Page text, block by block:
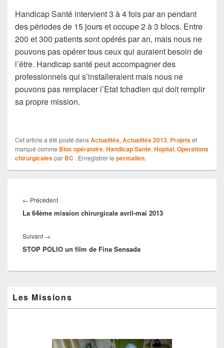
Handicap Santé intervient 3 à 4 fois par an pendant
des périodes de 15 jours et occupe 2 à 3 blocs. Entre
200 et 300 patients sont opérés par an, mais nous ne
pouvons pas opérer tous ceux qui auraient besoin de
l’être. Handicap santé peut accompagner des
professionnels qui s’installeraient mais nous ne
pouvons pas remplacer l’Etat tchadien qui doit remplir
sa propre mission.
Cet article a été posté dansActualités, Actualités 2013, Projetset
marqué comme Bloc opératoire, Handicap Sante, Hopital, Operations
chirurgicalespar BC . Enregistrer le permalien.
de
l’article
← PrécédentArticle
précédent :
La 64ème mission chirurgicale avril-mai 2013
Suivant →
suivant :
STOP POLIO un film de Fina Sensada
principale
de
Les Missions